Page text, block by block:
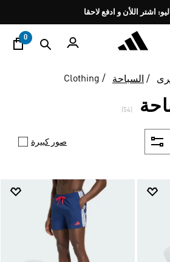
Pause
promotion
rotation
0
السباحة Clothing
صور كبيرة